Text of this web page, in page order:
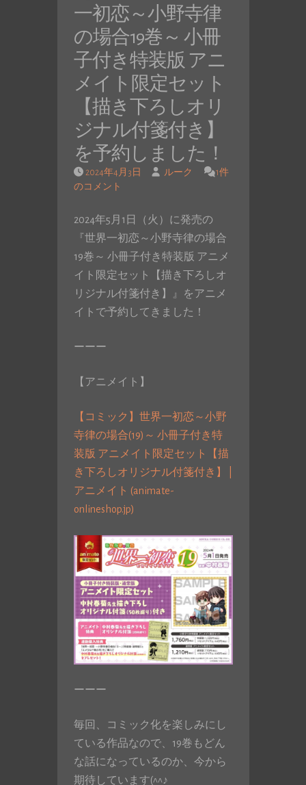
一初恋～小野寺律
の場合19巻～ 小冊
子付き特装版 アニ
メイト限定セット
【描き下ろしオリ
ジナル付箋付き】
を予約しました！
2024年4月3日 ルーク
1件
のコメント
2024年5月1日（火）に発売の
『世界一初恋～小野寺律の場合
19巻～ 小冊子付き特装版 アニメ
イト限定セット【描き下ろしオ
リジナル付箋付き】』をアニメ
イトで予約してきました！
ーーー
【アニメイト】
【コミック】世界一初恋～小野
寺律の場合(19)～ 小冊子付き特
装版 アニメイト限定セット【描
き下ろしオリジナル付箋付き】 |
アニメイト (animate-
onlineshop.jp)
ーーー
毎回、コミック化を楽しみにし
ている作品なので、19巻もどん
な話になっているのか、今から
期待しています(^^♪